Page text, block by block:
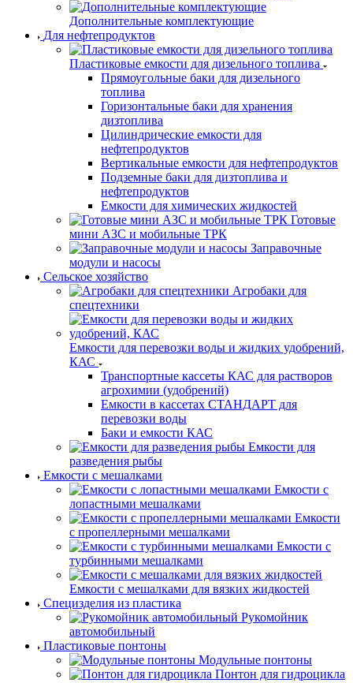
Дополнительные комплектующие
Для нефтепродуктов
Пластиковые емкости для дизельного топлива
Прямоугольные баки для дизельного
топлива
Горизонтальные баки для хранения
дизтоплива
Цилиндрические емкости для
нефтепродуктов
Вертикальные емкости для нефтепродуктов
Подземные баки для дизтоплива и
нефтепродуктов
Емкости для химических жидкостей
Готовые
мини АЗС и мобильные ТРК
Заправочные
модули и насосы
Сельское хозяйство
Агробаки для
спецтехники
Емкости для перевозки воды и жидких удобрений,
КАС
Транспортные кассеты КАС для растворов
агрохимии (удобрений)
Емкости в кассетах СТАНДАРТ для
перевозки воды
Баки и емкости КАС
Емкости для
разведения рыбы
Емкости с мешалками
Емкости с
лопастными мешалками
Емкости
с пропеллерными мешалками
Емкости с
турбинными мешалками
Емкости с мешалками для вязких жидкостей
Специзделия из пластика
Рукомойник
автомобильный
Пластиковые понтоны
Модульные понтоны
Понтон для гидроцикла